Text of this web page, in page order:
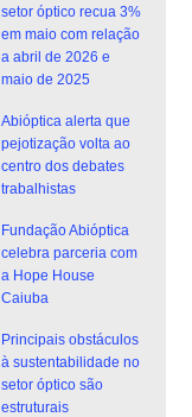
setor óptico recua 3%
em maio com relação
a abril de 2026 e
maio de 2025
Abióptica alerta que
pejotização volta ao
centro dos debates
trabalhistas
Fundação Abióptica
celebra parceria com
a Hope House
Caiuba
Principais obstáculos
à sustentabilidade no
setor óptico são
estruturais